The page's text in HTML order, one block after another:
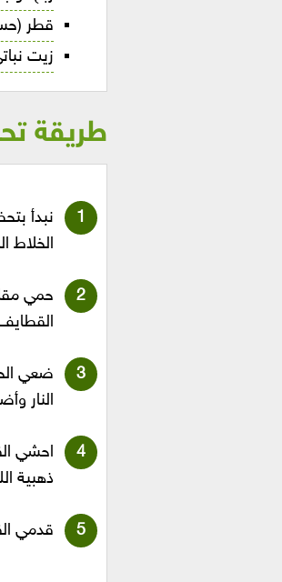
قطر
زيت
طريقة
نبدأ
الخلاط
حمي
ضعي
النار
احشي
ذهبية
قدمي